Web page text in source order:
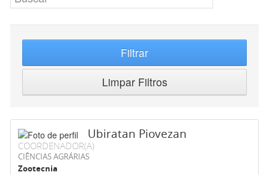
Filtrar
Limpar Filtros
Ubiratan Piovezan
COORDENADOR(A)
CIÊNCIAS AGRÁRIAS
Zootecnia